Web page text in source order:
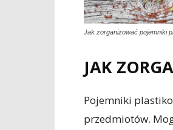
Jak zorganizować pojemniki
JAK
Pojemniki
przedmiotów.